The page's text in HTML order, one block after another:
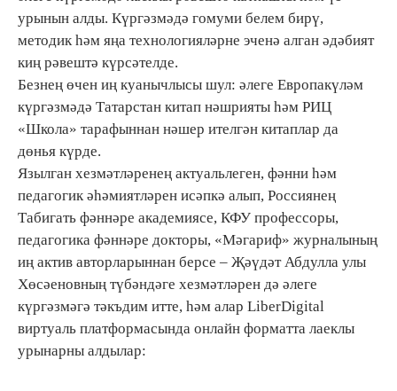
урынын алды. Күргәзмәдә гомуми белем бирү,
методик һәм яңа технологияләрне эченә алган әдәбият
киң рәвештә күрсәтелде.
Безнең өчен иң куанычлысы шул: әлеге Европакүләм
күргәзмәдә Татарстан китап нәшрияты һәм РИЦ
«Школа» тарафыннан нәшер ителгән китаплар да
дөнья күрде.
Язылган хезмәтләренең актуальлеген, фәнни һәм
педагогик әһәмиятләрен исәпкә алып, Россиянең
Табигать фәннәре академиясе, КФУ профессоры,
педагогика фәннәре докторы, «Мәгариф» журналының
иң актив авторларыннан берсе – Җәүдәт Абдулла улы
Хөсәеновның түбәндәге хезмәтләрен дә әлеге
күргәзмәгә тәкъдим итте, һәм алар LiberDigital
виртуаль платформасында онлайн форматта лаеклы
урынарны алдылар: